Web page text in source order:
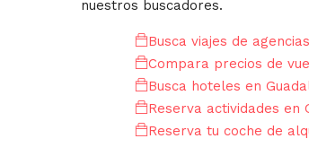
nuestros buscadores.
Busca viajes de
Compara precios de
Busca hoteles en
Reserva actividades en
Reserva tu coche de